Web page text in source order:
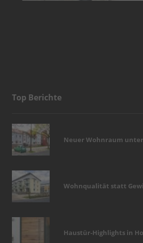
Top Berichte
Neuer Wohnraum
Wohnqualität statt
Haustür-Highlights in